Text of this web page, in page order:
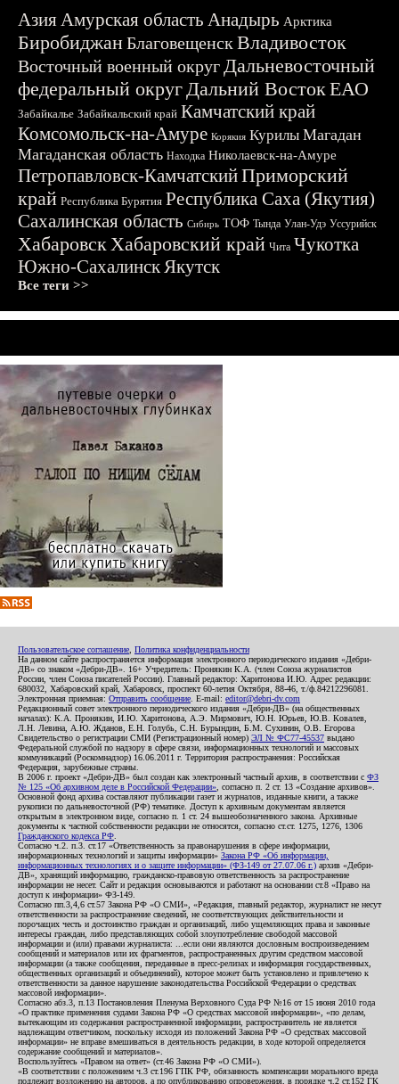
АзияАмурская область Анадырь Арктика
БиробиджанБлаговещенскВладивосток
Восточный военный округДальневосточный
федеральный округДальний ВостокЕАО
Забайкалье Забайкальский край Камчатский край
Комсомольск-на-Амуре Корякия Курилы Магадан
Магаданская область Находка Николаевск-на-Амуре
Петропавловск-КамчатскийПриморский
край Республика Бурятия Республика Саха (Якутия)
Сахалинская область Сибирь ТОФ Тында Улан-Удэ Уссурийск
ХабаровскХабаровский край Чита Чукотка
Южно-СахалинскЯкутск
Все теги >>
Пользовательское соглашение Политика конфиденциальности
На данном сайте распространяется информация электронного периодического издания «Дебри-
ДВ» со знаком «Дебри-ДВ». 16+ Учредитель: Пронякин К.А. (член Союза журналистов
России, член Союза писателей России). Главный редактор: Харитонова И.Ю. Адрес редакции:
680032, Хабаровский край, Хабаровск, проспект 60-летия Октября, 88-46, т./ф.84212296081.
Электронная приемная: Отправить сообщение . E-mail: editor@debri-dv.com
Редакционный совет электронного периодического издания «Дебри-ДВ» (на общественных
началах): К.А. Пронякин, И.Ю. Харитонова, А.Э. Мирмович, Ю.Н. Юрьев, Ю.В. Ковалев,
Л.Н. Левина, А.Ю. Жданов, Е.Н. Голубь, С.Н. Бурындин, Б.М. Сухинин, О.В. Егорова
Свидетельство о регистрации СМИ (Регистрационный номер) ЭЛ № ФС77-45537 выдано
Федеральной службой по надзору в сфере связи, информационных технологий и массовых
коммуникаций (Роскомнадзор) 16.06.2011 г. Территория распространения: Российская
Федерация, зарубежные страны.
В 2006 г. проект «Дебри-ДВ» был создан как электронный частный архив, в соответствии с ФЗ
№ 125 «Об архивном деле в Российской Федерации» , согласно п. 2 ст. 13 «Создание архивов».
Основной фонд архива составляют публикации газет и журналов, изданные книги, а также
рукописи по дальневосточной (РФ) тематике. Доступ к архивным документам является
открытым в электронном виде, согласно п. 1 ст. 24 вышеобозначенного закона. Архивные
документы к частной собственности редакции не относятся, согласно ст.ст. 1275, 1276, 1306
Гражданского кодекса РФ
Согласно ч.2. п.3. ст.17 «Ответственность за правонарушения в сфере информации,
информационных технологий и защиты информации» Закона РФ «Об информации,
информационных технологиях и о защите информации» (ФЗ-149 от 27.07.06 г.) архив «Дебри-
ДВ», хранящий информацию, гражданско-правовую ответственность за распространение
информации не несет. Сайт и редакция основываются и работают на основании ст.8 «Право на
доступ к информации» ФЗ-149.
Согласно пп.3,4,6 ст.57 Закона РФ «О СМИ», «Редакция, главный редактор, журналист не несут
ответственности за распространение сведений, не соответствующих действительности и
порочащих честь и достоинство граждан и организаций, либо ущемляющих права и законные
интересы граждан, либо представляющих собой злоупотребление свободой массовой
информации и (или) правами журналиста: ...если они являются дословным воспроизведением
сообщений и материалов или их фрагментов, распространенных другим средством массовой
информации (а также сообщения, переданные в пресс-релизах и информация государственных,
общественных организаций и объединений), которое может быть установлено и привлечено к
ответственности за данное нарушение законодательства Российской Федерации о средствах
массовой информации».
Согласно абз.3, п.13 Постановления Пленума Верховного Суда РФ №16 от 15 июня 2010 года
«О практике применения судами Закона РФ «О средствах массовой информации», «по делам,
вытекающим из содержания распространенной информации, распространитель не является
надлежащим ответчиком, поскольку исходя из положений Закона РФ «О средствах массовой
информации» не вправе вмешиваться в деятельность редакции, в ходе которой определяется
содержание сообщений и материалов».
Воспользуйтесь «Правом на ответ» (ст.46 Закона РФ «О СМИ»).
«В соответствии с положением ч.3 ст.196 ГПК РФ, обязанность компенсации морального вреда
подлежит возложению на авторов, а по опубликованию опровержения, в порядке ч.2 ст.152 ГК